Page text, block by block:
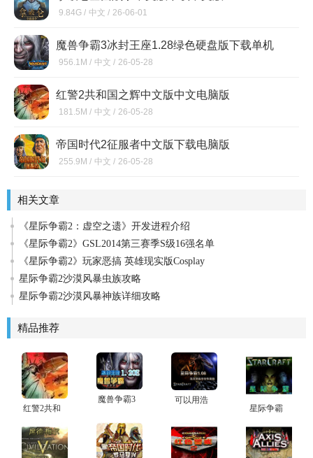
9.84G / 中文 / 26-06-01
魔兽争霸3冰封王座1.28绿色硬盘版下载单机
版
956.1M / 中文 / 26-05-28
红警2共和国之辉中文版中文电脑版
181.5M / 中文 / 26-05-28
帝国时代2征服者中文版下载电脑版
255.9M / 中文 / 26-05-28
相关文章
《星际争霸2：虚空之遗》开发进程介绍
《星际争霸2》GSL2014第三赛季S级16强名单
《星际争霸2》玩家恶搞 英雄现实版Cosplay
星际争霸2沙漠风暴虫族攻略
星际争霸2沙漠风暴神族详细攻略
精品推荐
红警2共和
文版
魔兽争霸3
1.20E下载
可以用浩
星际
星际争霸
费下载安
装